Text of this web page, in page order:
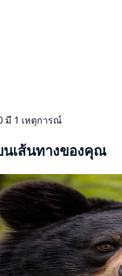
มี 1 เหตุการณ์
นเส้นทางของคุณ